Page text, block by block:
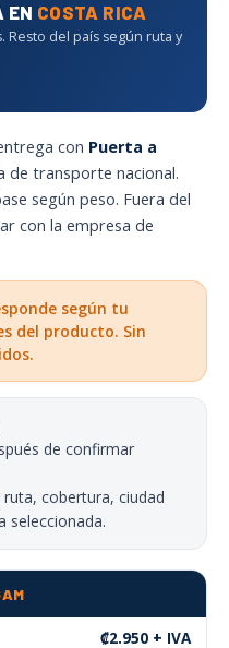
EN COSTA RICA
Resto del país según ruta y
con Puerta a
de transporte nacional.
según peso. Fuera del
con la empresa de
según tu
del producto. Sin
de confirmar
ruta, cobertura, ciudad
seleccionada.
₡2.950 + IVA